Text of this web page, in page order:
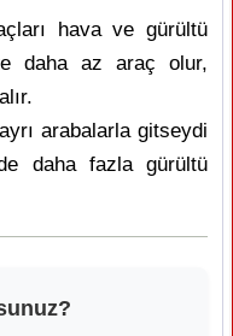
hava ve gürültü
daha az araç olur,
arabalarla gitseydi
daha fazla gürültü